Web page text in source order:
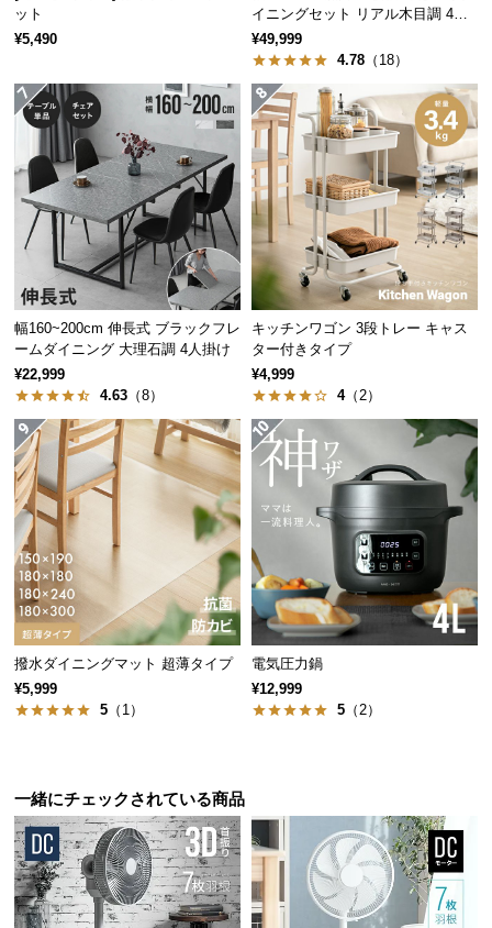
つ
て
入
経
路
に
い
て
返
品・
キ
ン
セ
ル
に
つ
い
て
保
証
て
会
員
規
ット
¥5,490
イニングセット リアル木目調 4人
掛け チェア4脚セット
¥49,999
4.78 （18）
幅160~200cm 伸長式 ブラックフレ
ームダイニング 大理石調 4人掛け
¥22,999
4.63 （8）
キッチンワゴン 3段トレー キャス
ター付きタイプ
¥4,999
4（2）
撥水ダイニングマット 超薄タイプ
¥5,999
5 （1）
電気圧力鍋
¥12,999
5 （2）
一緒にチェックされている商品